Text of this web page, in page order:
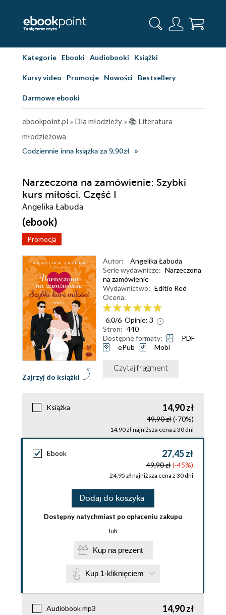
Kategorie Ebooki Audiobooki Książki
Kursy video Promocje Nowości Bestsellery
Darmowe ebooki
ebookpoint.pl » Dla młodzieży » 📚 Literatura
młodzieżowa
Codziennie inna książka za 9,90zł
Narzeczona na zamówienie: Szybki
kurs miłości. Część I
Angelika Łabuda
(ebook)
Promocja
Zajrzyj do książki
Autor:
Angelika Łabuda
Serie wydawnicze: Narzeczona
na zamówienie
Wydawnictwo: Editio Red
Ocena:
6.0/6 Opinie: 3
Stron: 440
Dostępne formaty:
PDF
ePub
Mobi
Czytaj fragment
Książka 14,90 zł
49,90 zł(-70%)
14,90 zł najniższa cena z 30 dni
Ebook 27,45 zł
49,90 zł(-45%)
24,95 zł najniższa cena z 30 dni
Dodaj do koszyka
Dostępny natychmiast po opłaceniu zakupu
lub
Kup na prezent
Kup 1-kliknięciem
Audiobook mp3 14,90 zł